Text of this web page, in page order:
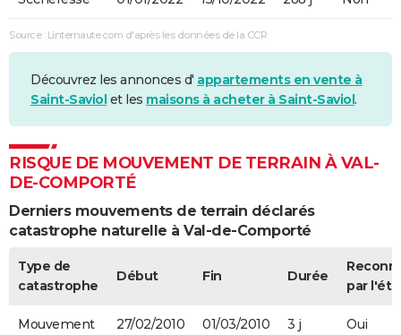
Source : Linternaute.com d'après les données de la CCR
Découvrez les annonces d' appartements en vente à
Saint-Saviol et les maisons à acheter à Saint-Saviol.
RISQUE DE MOUVEMENT DE TERRAIN À VAL-
DE-COMPORTÉ
Derniers mouvements de terrain déclarés
catastrophe naturelle à Val-de-Comporté
Type de
catastrophe
Début Fin Durée
par
Mouvement
27/02/2010 01/03/2010 3 j Oui